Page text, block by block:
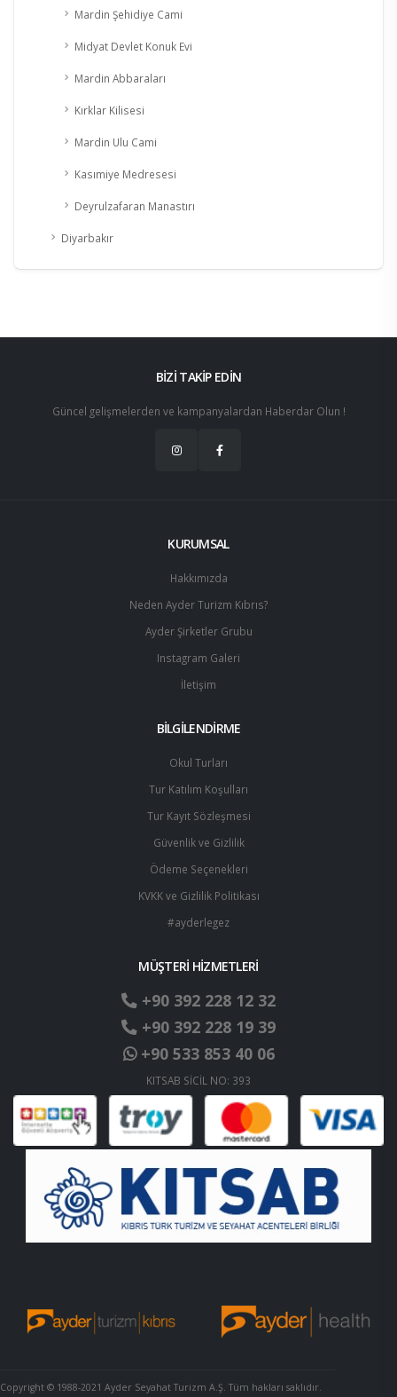
Mardin Şehidiye Cami
Midyat Devlet Konuk Evi
Mardin Abbaraları
Kırklar Kilisesi
Mardin Ulu Cami
Kasımiye Medresesi
Deyrulzafaran Manastırı
Diyarbakır
BİZİ TAKİP EDİN
Güncel gelişmelerden ve kampanyalardan Haberdar Olun !
KURUMSAL
Hakkımızda
Neden Ayder Turizm Kıbrıs?
Ayder Şirketler Grubu
Instagram Galeri
İletişim
BİLGİLENDİRME
Okul Turları
Tur Katılım Koşulları
Tur Kayıt Sözleşmesi
Güvenlik ve Gizlilik
Ödeme Seçenekleri
KVKK ve Gizlilik Politikası
#ayderlegez
MÜŞTERİ HİZMETLERİ
+90 392 228 12 32
+90 392 228 19 39
+90 533 853 40 06
KITSAB SİCİL NO: 393
Copyright © 1988-2021 Ayder Seyahat Turizm A.Ş. Tüm hakları saklıdır.